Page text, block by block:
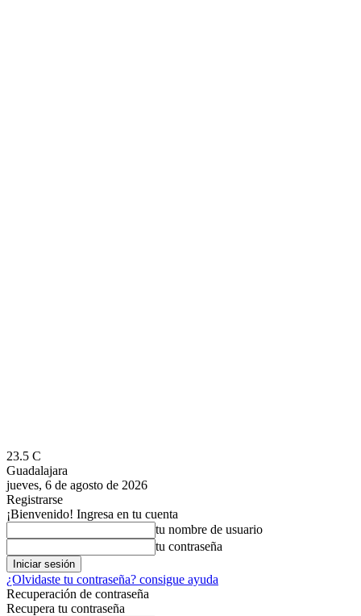
23.5 C
Guadalajara
jueves, 6 de agosto de 2026
Registrarse
¡Bienvenido! Ingresa en tu cuenta
tu nombre de usuario
tu contraseña
¿Olvidaste tu contraseña? consigue ayuda
Recuperación de contraseña
Recupera tu contraseña